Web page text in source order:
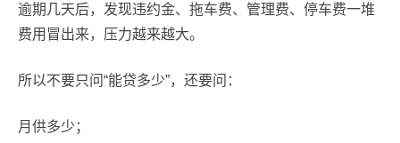
逾期几天后，发现违约金、拖车费、管理费、停车费一堆
费用冒出来，压力越来越大。
所以不要只问“能贷多少”，还要问：
月供多少；